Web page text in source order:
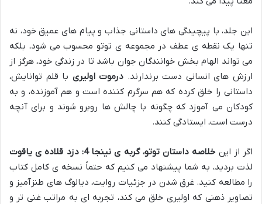
این جلد، با پیچیدگی های داستانی جذاب و پیام های عمیق خود، نه
تنها یک نقطه ی عطف در مجموعه ی توتو محسوب می شود، بلکه
می تواند الهام بخش خوانندگان جوان باشد تا در زندگی خود، هرگز از
ارزش های انسانی دست برندارند. درموت اولیری با قلم توانایش،
داستانی را خلق کرده که هم سرگرم کننده است و هم آموزنده، و به
کودکان می آموزد که چگونه با چالش ها روبرو شوند و برای آنچه
درست است، ایستادگی کنند.
اگر از این خلاصه داستان توتو، گربه ی نینجا 4: دزد قلاده ی یاقوت
لذت بردید، به شما پیشنهاد می کنیم که حتماً نسخه ی کامل کتاب
را مطالعه کنید. غرق شدن در جزئیات روایت، دیالوگ های طنزآمیز و
تصاویر ذهنی که اولیری خلق می کند، تجربه ای به مراتب غنی تر و